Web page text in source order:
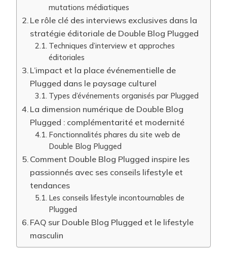
mutations médiatiques
Le rôle clé des interviews exclusives dans la
stratégie éditoriale de Double Blog Plugged
Techniques d’interview et approches
éditoriales
L’impact et la place événementielle de
Plugged dans le paysage culturel
Types d’événements organisés par Plugged
La dimension numérique de Double Blog
Plugged : complémentarité et modernité
Fonctionnalités phares du site web de
Double Blog Plugged
Comment Double Blog Plugged inspire les
passionnés avec ses conseils lifestyle et
tendances
Les conseils lifestyle incontournables de
Plugged
FAQ sur Double Blog Plugged et le lifestyle
masculin